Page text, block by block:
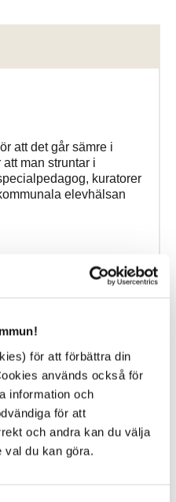
för att förbättra din
används också för
information och
för att
och andra kan du välja
val du kan göra.
att det går sämre i
man struntar i
kuratorer
elevhälsan
barn från och med
... förskola följerskolans
barnet är ledigt när